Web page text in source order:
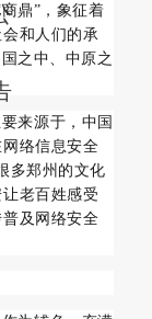
鼎”，象征着
和人们的承
之中、中原之
来源于，中国
络信息安全
多郑州的文化
老百姓感受
及网络安全